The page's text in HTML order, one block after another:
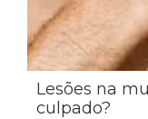
Lesões na
culpado?